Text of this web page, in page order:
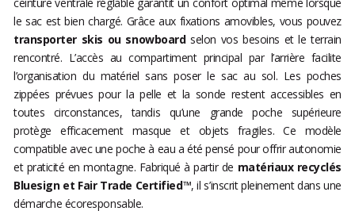
ceinture ventrale réglable garantit un confort optimal même lorsque
le sac est bien chargé. Grâce aux fixations amovibles, vous pouvez
transporter skis ou snowboardselon vos besoins et le terrain
rencontré. L’accès au compartiment principal par l’arrière facilite
l’organisation du matériel sans poser le sac au sol. Les poches
zippées prévues pour la pelle et la sonde restent accessibles en
toutes circonstances, tandis qu’une grande poche supérieure
protège efficacement masque et objets fragiles. Ce modèle
compatible avec une poche à eau a été pensé pour offrir autonomie
et praticité en montagne. Fabriqué à partir de matériaux recyclés
Bluesign et Fair Trade Certified™, il s’inscrit pleinement dans une
démarche écoresponsable.